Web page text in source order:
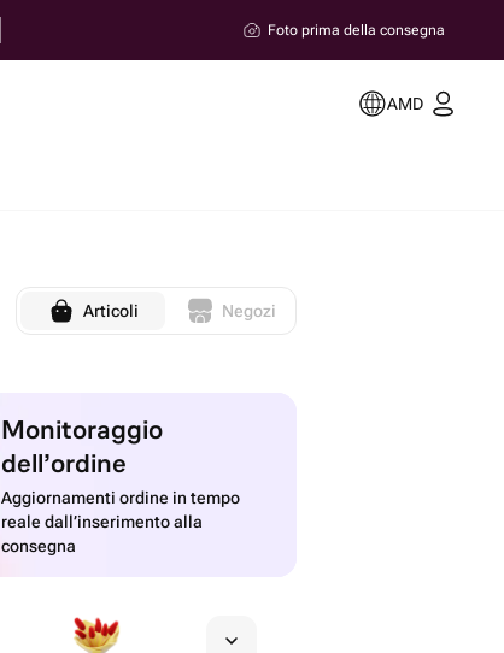
Foto prima della consegna
AMD
Articoli Negozi
Monitoraggio
dell’ordine
Aggiornamenti ordine in tempo
reale dall’inserimento alla
consegna